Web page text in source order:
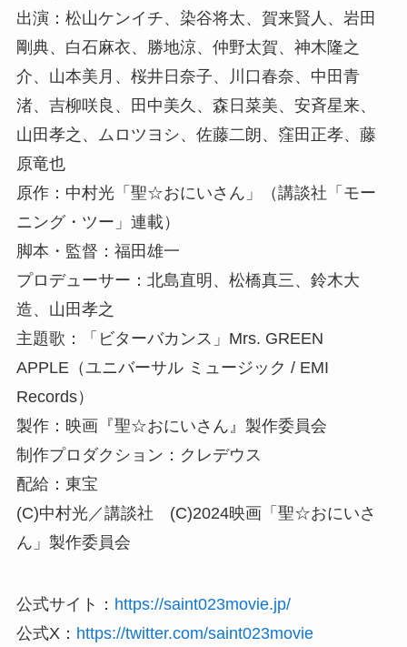
出演：松山ケンイチ、染谷将太、賀来賢人、岩田
剛典、白石麻衣、勝地涼、仲野太賀、神木隆之
介、山本美月、桜井日奈子、川口春奈、中田青
渚、吉柳咲良、田中美久、森日菜美、安斉星来、
山田孝之、ムロツヨシ、佐藤二朗、窪田正孝、藤
原竜也
原作：中村光「聖☆おにいさん」（講談社「モー
ニング・ツー」連載）
脚本・監督：福田雄一
プロデューサー：北島直明、松橋真三、鈴木大
造、山田孝之
主題歌：「ビターバカンス」Mrs. GREEN
APPLE（ユニバーサル ミュージック / EMI
Records）
製作：映画『聖☆おにいさん』製作委員会
制作プロダクション：クレデウス
配給：東宝
(C)中村光／講談社 (C)2024映画「聖☆おにいさ
ん」製作委員会
公式サイト： https://saint023movie.jp/
公式X： https://twitter.com/saint023movie